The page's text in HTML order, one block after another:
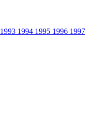
1993 1994 1995 1996 1997